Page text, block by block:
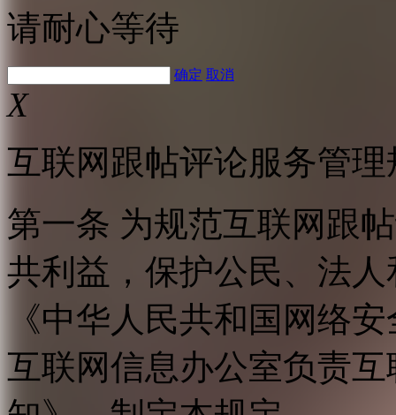
请耐心等待
确定 取消
X
互联网跟帖评论服务管理
第一条 为规范互联网跟
共利益，保护公民、法
《中华人民共和国网络
互联网信息办公室负责